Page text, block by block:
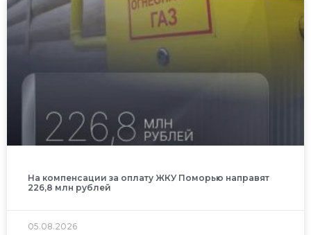
На компенсации за оплату ЖКУ Поморью направят
226,8 млн рублей
05.08.2026